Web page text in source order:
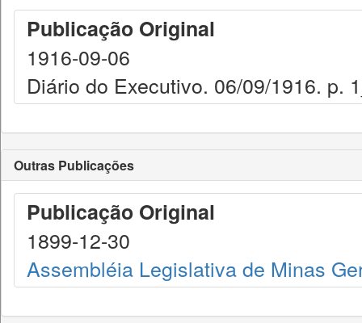
Publicação Original
1916-09-06
Diário do Executivo. 06/09/1916. p.
Outras Publicações
Publicação Original
1899-12-30
Assembléia Legislativa de Minas